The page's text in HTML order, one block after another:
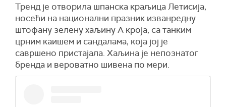
Тренд је отворила шпанска краљица Летисија,
носећи на национални празник изванредну
штофану зелену хаљину А кроја, са танким
црним каишем и сандалама, која јој је
савршено пристајала. Хаљина је непознатог
бренда и вероватно шивена по мери.